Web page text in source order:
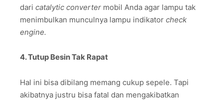
dari catalytic converter mobil Anda agar lampu tak
menimbulkan munculnya lampu indikator check
engine.
4. Tutup Besin Tak Rapat
Hal ini bisa dibilang memang cukup sepele. Tapi
akibatnya justru bisa fatal dan mengakibatkan